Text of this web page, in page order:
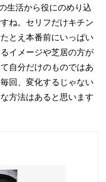
生活から役にのめり込
ね。セリフだけキチン
とえ本番前にいっぱい
イメージや芝居の方が
自分だけのものではあ
回、変化するじゃない
方法はあると思います